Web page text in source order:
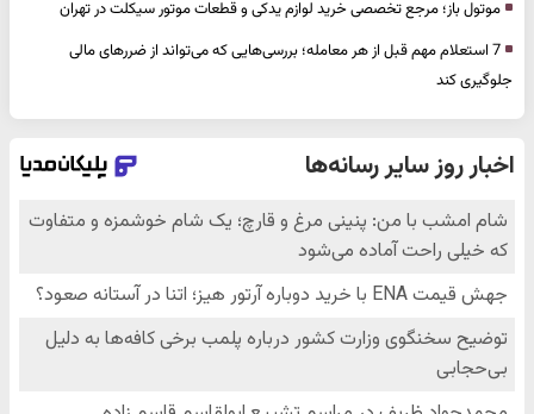
موتول باز؛ مرجع تخصصی خرید لوازم یدکی و قطعات موتور سیکلت در تهران
7 استعلام مهم قبل از هر معامله؛ بررسی‌هایی که می‌تواند از ضررهای مالی
جلوگیری کند